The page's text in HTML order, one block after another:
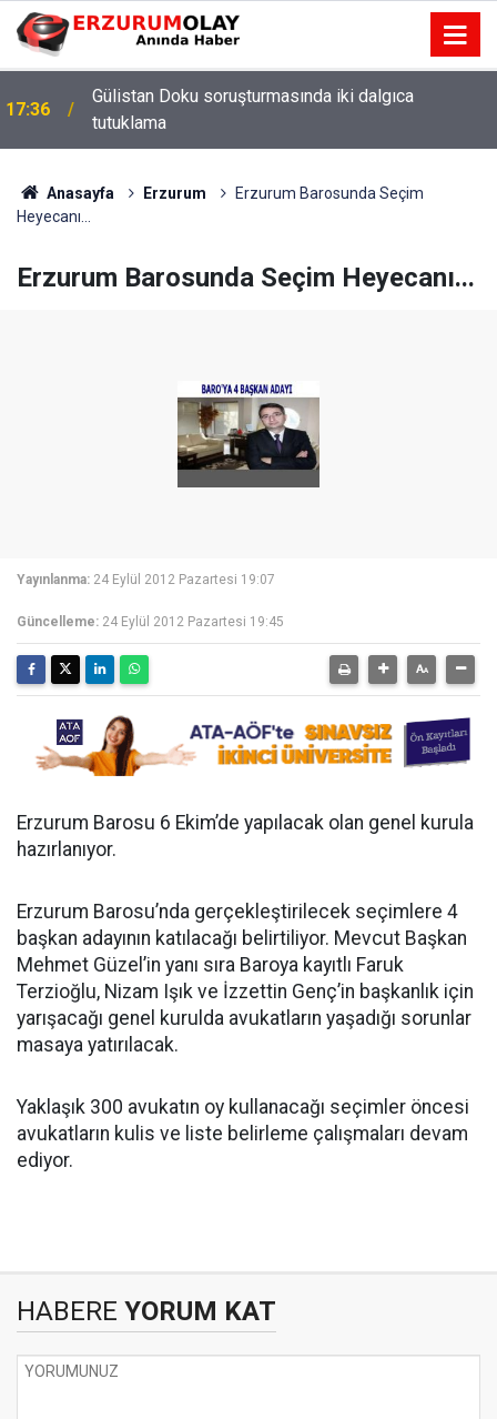
12:29
Anasayfa Erzurum
Erzurum Barosunda Seçim
Heyecanı...
Erzurum Barosunda Seçim Heyecanı...
Yayınlanma: 24 Eylül 2012 Pazartesi 19:07
Güncelleme: 24 Eylül 2012 Pazartesi 19:45
Erzurum Barosu 6 Ekim’de yapılacak olan genel kurula
hazırlanıyor.
Erzurum Barosu’nda gerçekleştirilecek seçimlere 4
başkan adayının katılacağı belirtiliyor. Mevcut Başkan
Mehmet Güzel’in yanı sıra Baroya kayıtlı Faruk
Terzioğlu, Nizam Işık ve İzzettin Genç’in başkanlık için
yarışacağı genel kurulda avukatların yaşadığı sorunlar
masaya yatırılacak.
Yaklaşık 300 avukatın oy kullanacağı seçimler öncesi
avukatların kulis ve liste belirleme çalışmaları devam
ediyor.
HABERE YORUM KAT